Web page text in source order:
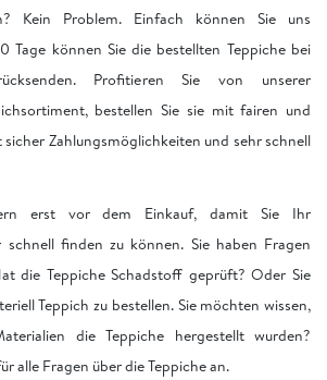
Kein Problem. Einfach können Sie uns
Tage können Sie die bestellten Teppiche bei
Profitieren Sie von unserer
bestellen Sie sie mit fairen und
Zahlungsmöglichkeiten und sehr schnell
erst vor dem Einkauf, damit Sie Ihr
schnell finden zu können. Sie haben Fragen
die Teppiche Schadstoff geprüft? Oder Sie
Teppich zu bestellen. Sie möchten wissen,
die Teppiche hergestellt wurden?
alle Fragen über die Teppiche an.